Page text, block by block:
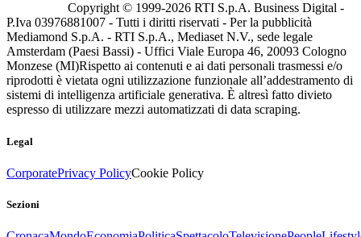
Copyright © 1999-2026 RTI S.p.A. Business Digital -
P.Iva 03976881007 - Tutti i diritti riservati - Per la pubblicità
Mediamond S.p.A. - RTI S.p.A., Mediaset N.V., sede legale
Amsterdam (Paesi Bassi) - Uffici Viale Europa 46, 20093 Cologno
Monzese (MI)Rispetto ai contenuti e ai dati personali trasmessi e/o
riprodotti è vietata ogni utilizzazione funzionale all’addestramento di
sistemi di intelligenza artificiale generativa. È altresì fatto divieto
espresso di utilizzare mezzi automatizzati di data scraping.
Legal
CorporatePrivacy PolicyCookie Policy
Sezioni